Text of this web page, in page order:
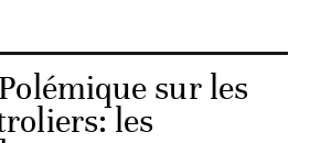
Polémique sur les
les